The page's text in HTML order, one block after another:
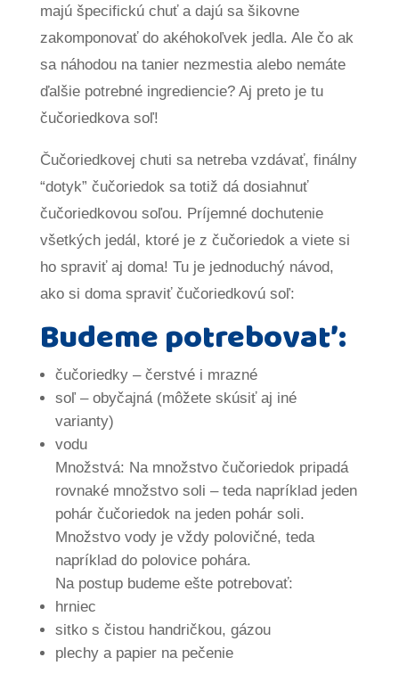
majú špecifickú chuť a dajú sa šikovne
zakomponovať do akéhokoľvek jedla. Ale čo ak
sa náhodou na tanier nezmestia alebo nemáte
ďalšie potrebné ingrediencie? Aj preto je tu
čučoriedkova soľ!
Čučoriedkovej chuti sa netreba vzdávať, finálny
“dotyk” čučoriedok sa totiž dá dosiahnuť
čučoriedkovou soľou. Príjemné dochutenie
všetkých jedál, ktoré je z čučoriedok a viete si
ho spraviť aj doma! Tu je jednoduchý návod,
ako si doma spraviť čučoriedkovú soľ:
Budeme potrebovať:
čučoriedky – čerstvé i mrazné
soľ – obyčajná (môžete skúsiť aj iné
varianty)
vodu
Množstvá: Na množstvo čučoriedok pripadá
rovnaké množstvo soli – teda napríklad jeden
pohár čučoriedok na jeden pohár soli.
Množstvo vody je vždy polovičné, teda
napríklad do polovice pohára.
Na postup budeme ešte potrebovať:
hrniec
sitko s čistou handričkou, gázou
plechy a papier na pečenie